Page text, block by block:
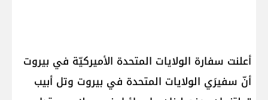
أعلنت سفارة الولايات المتحدة الأميركيّة في بيروت
أنّ سفيرَي الولايات المتحدة في بيروت وتل أبيب